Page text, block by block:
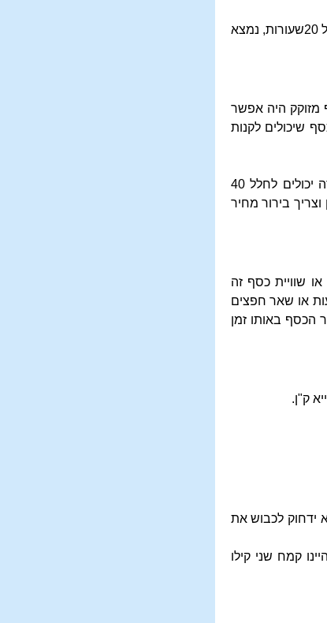
הפרוטה הוא משקל חצי שעורה כסף מזוקק או דמים שאפשר לקנות בהם את הכסף הנ"ל, והגרם הוא משקל 20שעורות, נמצא
כשהיה מהלך השילינג של כסף שהיה בו 4, גרם כסף מזוקק היה אפשר
שיכולים לקנות
וכפי ששמעתי כעת [בשנת תשכ"ו] הוא מחיר קילו כסף בארה"ק 160ל"י, נמצא הגרם 16 אגורות ועל זה יכולים לחלל 40
מזמן לזמן וצריך בירור מחיר
גרם, וצריך ליתן, כסף זה או שוויית כסף זה
הבן, וצריך ליתן מטבעות או שאר חפצים
הכסף באותו זמן
בברכה [ולא ידחוק לכבוש את
קמח שני קילו